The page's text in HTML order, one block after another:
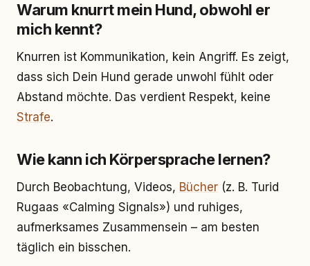
Warum knurrt mein Hund, obwohl er
mich kennt?
Knurren ist Kommunikation, kein Angriff. Es zeigt,
dass sich Dein Hund gerade unwohl fühlt oder
Abstand möchte. Das verdient Respekt, keine
Strafe.
Wie kann ich Körpersprache lernen?
Durch Beobachtung, Videos, Bücher (z. B. Turid
Rugaas «Calming Signals») und ruhiges,
aufmerksames Zusammensein – am besten
täglich ein bisschen.